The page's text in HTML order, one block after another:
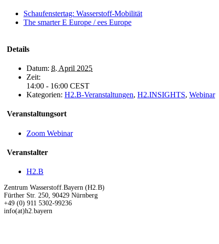
Schaufenstertag: Wasserstoff-Mobilität
The smarter E Europe / ees Europe
Details
Datum: 8. April 2025
Zeit:
14:00 - 16:00 CEST
Kategorien: H2.B-Veranstaltungen, H2.INSIGHTS, Webinar
Veranstaltungsort
Zoom Webinar
Veranstalter
H2.B
Zentrum Wasserstoff.Bayern (H2.B)
Fürther Str. 250, 90429 Nürnberg
+49 (0) 911 5302-99236
info(at)h2.bayern